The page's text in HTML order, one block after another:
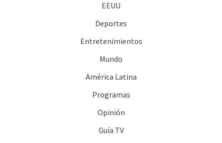
EEUU
Deportes
Entretenimientos
Mundo
América Latina
Programas
Opinión
Guía TV